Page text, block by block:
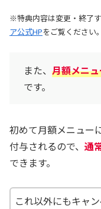
※特典内容は変更・終了
ア公式HPをご覧ください。
また、 月額メニ
です。
初めて月額メニュー
付与されるので、 通
できます。
これ以外にもキャ